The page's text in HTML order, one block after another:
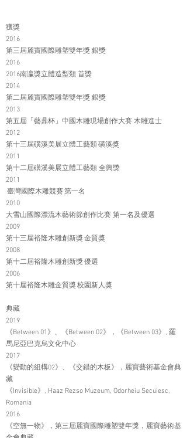
獲獎
2016
第三屆麗寶國際雕塑雙年獎 銀獎
2016
2016南瀛獎立體造型類 首獎
2014
第二屆麗寶國際雕塑雙年獎 銀獎
2013
第五屆「藝鼎杯」中國木雕現場創作大賽 木雕進士
2012
第十三屆磺溪美展立體工藝類 磺溪獎
2011
第十二屆磺溪美展立體工藝類 全興獎
2011
臺灣國際木雕競賽 第一名
2010
大雪山國際漂流木藝術節創作比賽 第一名及優選
2009
第十三屆裕隆木雕創新獎 金質獎
2008
第十二屆裕隆木雕創新獎 優選
2006
第十屆裕隆木雕金質獎 校園新人獎
典藏
2019
《Between 01》、《Between 02》，《Between 03》, 羅
馬尼亞巴克烏文化中心
2017
《變動的組構02》、《交錯的木板》，麗寶藝術基金會典
藏
《Invisible》, Haaz Rezso Muzeum, Odorheiu Secuiesc,
Romania
2016
《空無一物》，第三屆麗寶國際雕塑雙年獎，麗寶藝術基